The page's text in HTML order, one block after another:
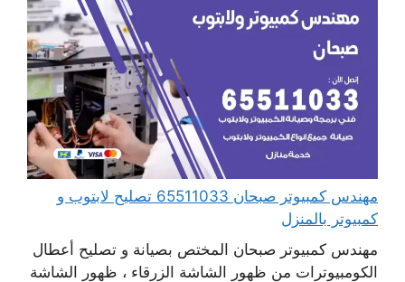
مهندس كمبيوتر صبحان 65511033 تصليح لابتوب و
كمبيوتر بالمنزل
مهندس كمبيوتر صبحان المختص بصيانة و تصليح أعطال
الكومبيوترات من ظهور الشاشة الزرقاء ، ظهور الشاشة